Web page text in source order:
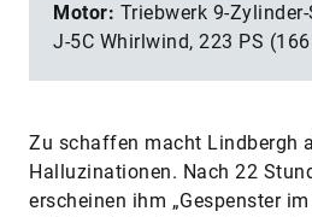
Motor: Triebwerk 9-
J-5C Whirlwind, 223 PS
Zu schaffen macht Lindbergh
Halluzinationen. Nach 22
erscheinen ihm „Gespenster